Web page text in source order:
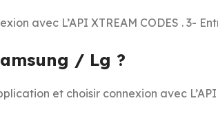
avec L’API XTREAM CODES . 3-
/ Lg ?
et choisir connexion avec